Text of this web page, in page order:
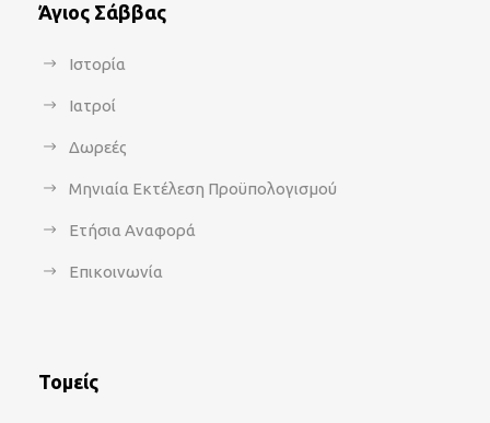
Άγιος Σάββας
Ιστορία
Ιατροί
Δωρεές
Μηνιαία Εκτέλεση Προϋπολογισμού
Ετήσια Αναφορά
Επικοινωνία
Τομείς